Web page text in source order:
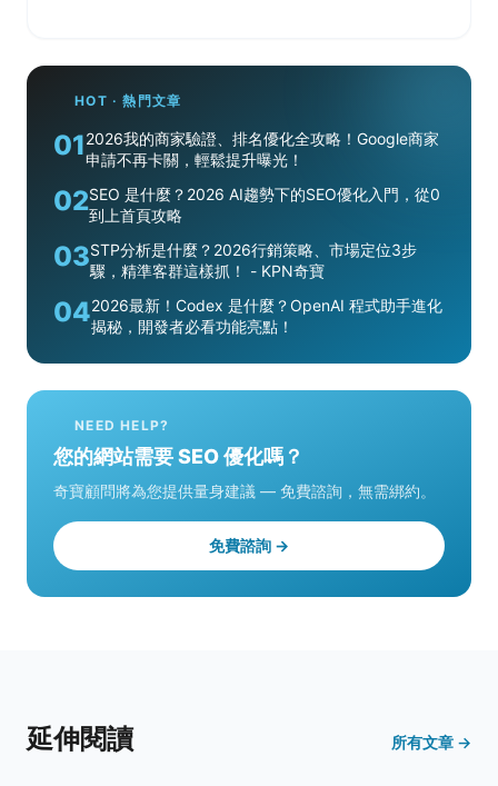
HOT · 熱門文章
012026我的商家驗證、排名優化全攻略！Google商家
申請不再卡關，輕鬆提升曝光！
02SEO 是什麼？2026 AI趨勢下的SEO優化入門，從0
到上首頁攻略
03STP分析是什麼？2026行銷策略、市場定位3步
驟，精準客群這樣抓！ - KPN奇寶
042026最新！Codex 是什麼？OpenAI 程式助手進化
揭秘，開發者必看功能亮點！
NEED HELP?
您的網站需要 SEO 優化嗎？
奇寶顧問將為您提供量身建議 — 免費諮詢，無需綁約。
免費諮詢 →
延伸閱讀 所有文章 →